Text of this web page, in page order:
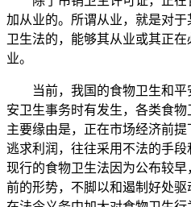
加从业的。所谓从业，就是对
卫生法的，能够其从业或其正
业。
当前，我国的食物卫生和平
安卫生事务时有发生，各类食
主要缘由是，正在市场经济前
逃求利润，往往采用不法的手
现行的食物卫生法因为公布较
前的形势，不脚以和遏制好处